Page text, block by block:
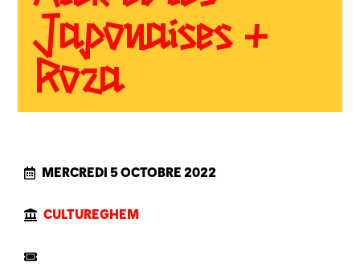
Japonaises +
Roza
MERCREDI 5 OCTOBRE 2022
CULTUREGHEM